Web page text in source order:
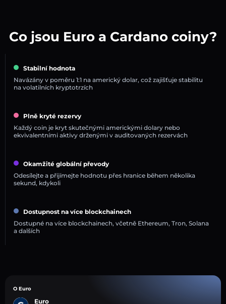
Co jsou Euro a Cardano coiny?
Stabilní hodnota
Navázány v poměru 1:1 na americký dolar, což zajišťuje stabilitu
na volatilních kryptotrzích
Plně kryté rezervy
Každý coin je kryt skutečnými americkými dolary nebo
ekvivalentními aktivy drženými v auditovaných rezervách
Okamžité globální převody
Odesílejte a přijímejte hodnotu přes hranice během několika
sekund, kdykoli
Dostupnost na více blockchainech
Dostupné na více blockchainech, včetně Ethereum, Tron, Solana
a dalších
O Euro
Euro